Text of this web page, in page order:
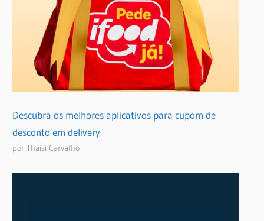
Descubra os melhores aplicativos para cupom de
desconto em delivery
por Thaisi Carvalho